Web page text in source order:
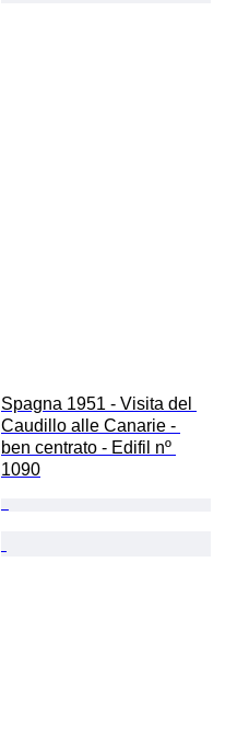
Spagna 1951 - Visita del
Caudillo alle Canarie -
ben centrato - Edifil nº
1090